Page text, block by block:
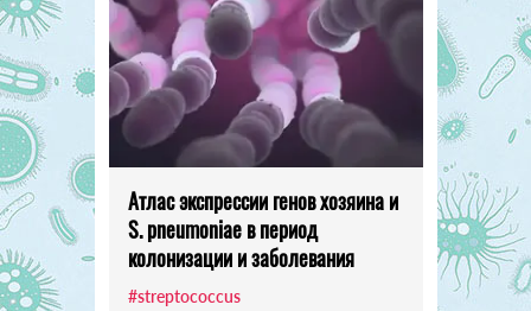
Атлас экспрессии генов хозяина и
S. pneumoniae в период
колонизации и заболевания
#streptococcus